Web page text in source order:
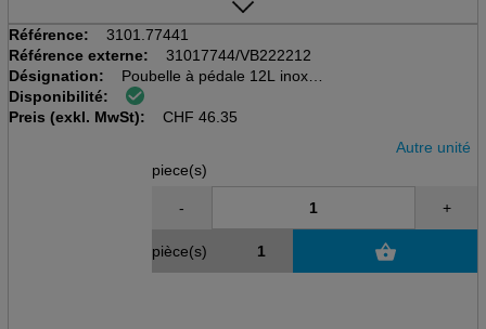
Référence:
3101.77441
Référence externe:
31017744/VB222212
Désignation:
Poubelle à pédale 12L inox
D248mm, B295mm, L255mm, H400mm
avec seau intérieur
Disponibilité:
Preis (exkl. MwSt):
CHF 46.35
Autre unité
piece(s)
- +
pièce(s)